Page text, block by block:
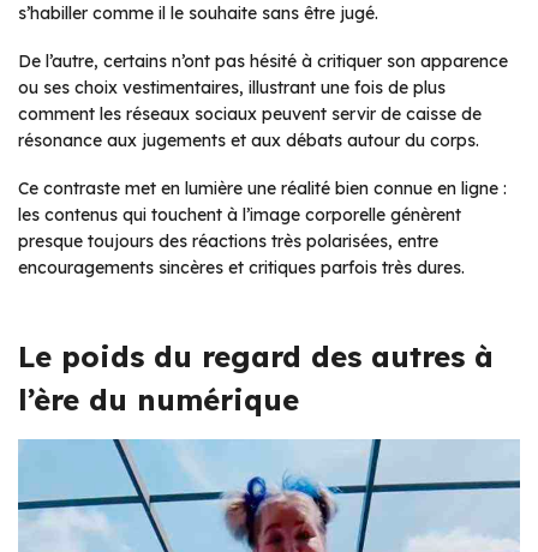
s’habiller comme il le souhaite sans être jugé.
De l’autre, certains n’ont pas hésité à critiquer son apparence
ou ses choix vestimentaires, illustrant une fois de plus
comment les réseaux sociaux peuvent servir de caisse de
résonance aux jugements et aux débats autour du corps.
Ce contraste met en lumière une réalité bien connue en ligne :
les contenus qui touchent à l’image corporelle génèrent
presque toujours des réactions très polarisées, entre
encouragements sincères et critiques parfois très dures.
Le poids du regard des autres à
l’ère du numérique